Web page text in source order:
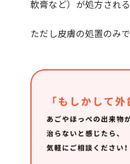
軟膏など）が処方され
ただし皮膚の処置のみ